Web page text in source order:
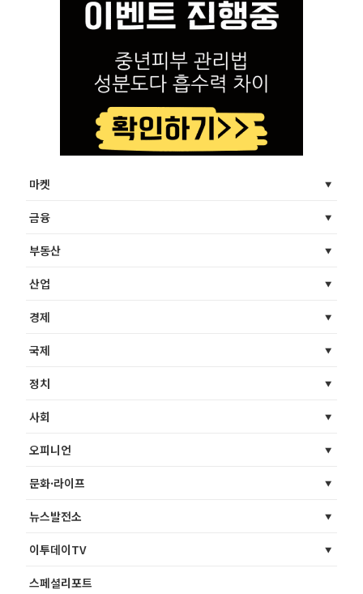
마켓
금융
부동산
산업
경제
국제
정치
사회
오피니언
문화·라이프
뉴스발전소
이투데이TV
스페셜리포트